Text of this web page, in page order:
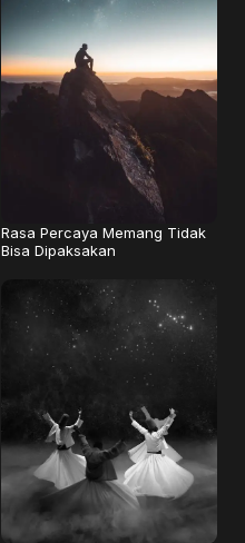
Rasa Percaya Memang Tidak
Bisa Dipaksakan